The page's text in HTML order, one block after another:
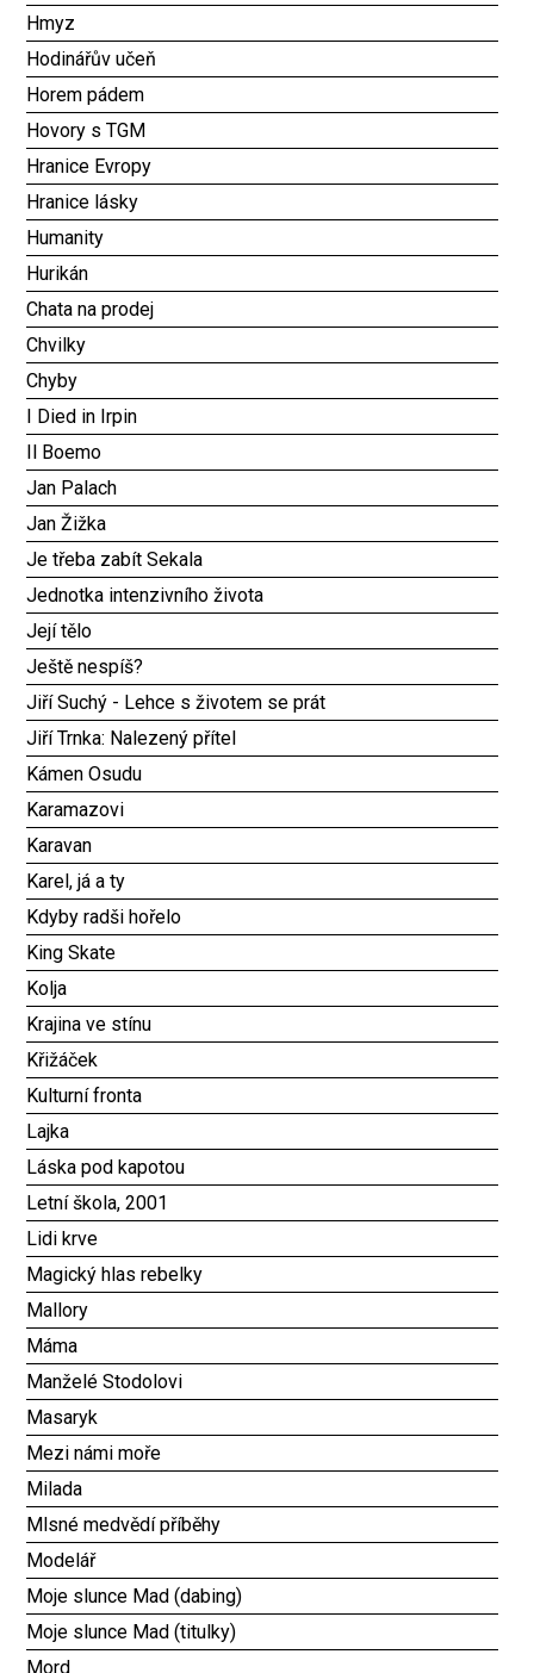
Hmyz
Hodinářův učeň
Horem pádem
Hovory s TGM
Hranice Evropy
Hranice lásky
Humanity
Hurikán
Chata na prodej
Chvilky
Chyby
I Died in Irpin
Il Boemo
Jan Palach
Jan Žižka
Je třeba zabít Sekala
Jednotka intenzivního života
Její tělo
Ještě nespíš?
Jiří Suchý - Lehce s životem se prát
Jiří Trnka: Nalezený přítel
Kámen Osudu
Karamazovi
Karavan
Karel, já a ty
Kdyby radši hořelo
King Skate
Kolja
Krajina ve stínu
Křižáček
Kulturní fronta
Lajka
Láska pod kapotou
Letní škola, 2001
Lidi krve
Magický hlas rebelky
Mallory
Máma
Manželé Stodolovi
Masaryk
Mezi námi moře
Milada
Mlsné medvědí příběhy
Modelář
Moje slunce Mad (dabing)
Moje slunce Mad (titulky)
Mord